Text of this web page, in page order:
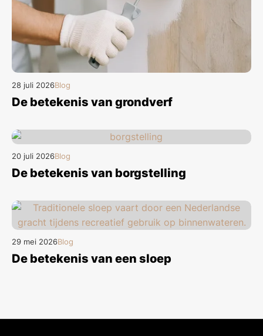
28 juli 2026Blog
De betekenis van grondverf
20 juli 2026Blog
De betekenis van borgstelling
29 mei 2026Blog
De betekenis van een sloep